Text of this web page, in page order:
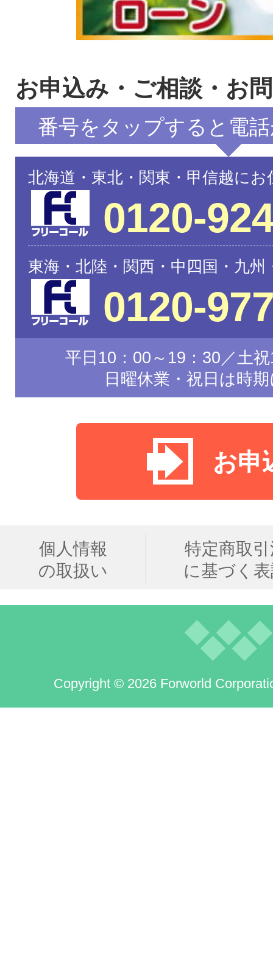
お申込み・ご相談・お
番号をタップすると電
北海道・東北・関東・甲信越に
0120-
東海・北陸・関西・中四国・九
0120-
平日10：00～19：30／土
日曜休業・祝日は時
お申
個人情報
の取扱い
特定商取
に基づく
Copyright © 2026 Forworld